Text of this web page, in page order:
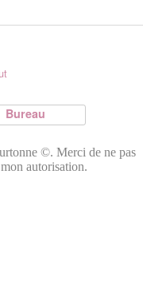
Bureau
©. Merci de ne pas
autorisation.